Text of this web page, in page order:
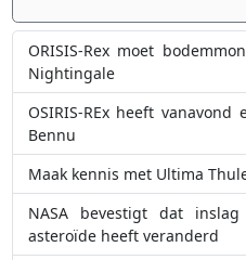
ORISIS-Rex moet
Nightingale
OSIRIS-REx heeft
Bennu
Maak kennis met Ultima
NASA bevestigt dat
asteroïde heeft veranderd